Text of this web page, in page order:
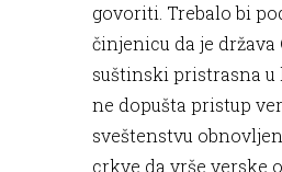
govoriti. Trebalo bi
činjenicu da je država
suštinski pristrasna u
ne dopušta pristup
sveštenstvu
crkve da vrše verske